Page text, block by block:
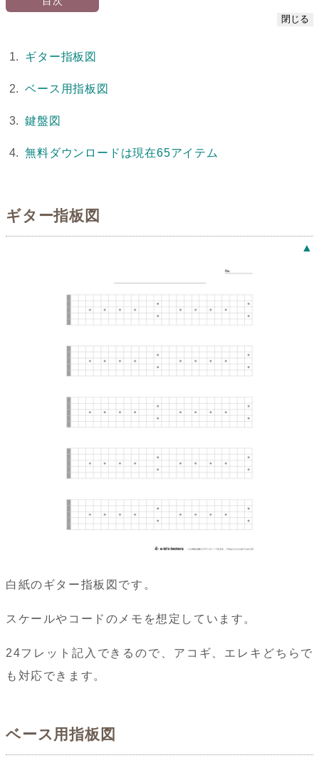
閉じる
ギター指板図
ベース用指板図
鍵盤図
無料ダウンロードは現在65アイテム
ギター指板図
▲
白紙のギター指板図です。
スケールやコードのメモを想定しています。
24フレット記入できるので、アコギ、エレキどちらで
も対応できます。
ベース用指板図